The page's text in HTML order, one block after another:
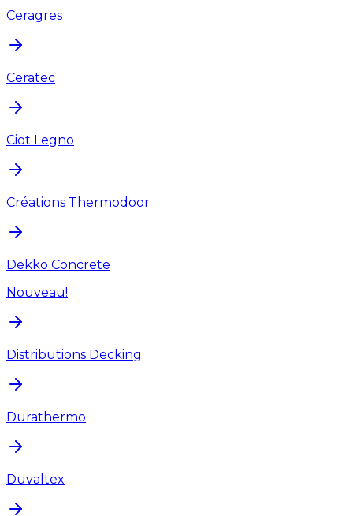
Ceragres
Ceratec
Ciot Legno
Créations Thermodoor
Dekko Concrete
Nouveau!
Distributions Decking
Durathermo
Duvaltex